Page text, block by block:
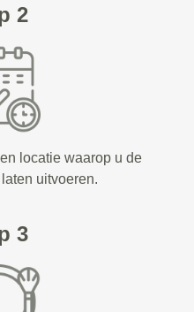
2
locatie waarop u de
uitvoeren.
3